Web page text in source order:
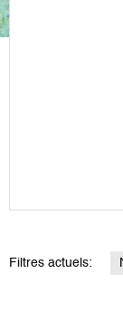
Filtres actuels: